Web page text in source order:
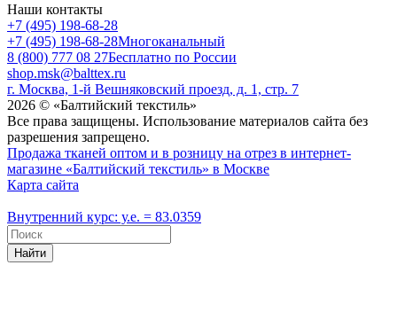
Наши контакты
+7 (495) 198-68-28
+7 (495) 198-68-28Многоканальный
8 (800) 777 08 27Бесплатно по России
shop.msk@balttex.ru
г. Москва, 1-й Вешняковский проезд, д. 1, стр. 7
2026 © «Балтийский текстиль»
Все права защищены. Использование материалов сайта без
разрешения запрещено.
Продажа тканей оптом и в розницу на отрез в интернет-
магазине «Балтийский текстиль» в Москве
Карта сайта
Внутренний курс: у.е. = 83.0359
Найти